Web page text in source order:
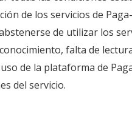
de los servicios de
de utilizar los
falta de
de la plataforma de
del servicio.